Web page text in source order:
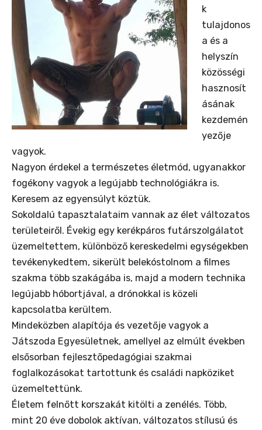
k
tulajdonos
a és a
helyszín
közösségi
hasznosít
ásának
kezdemén
yezője
vagyok.
Nagyon érdekel a természetes életmód, ugyanakkor
fogékony vagyok a legújabb technológiákra is.
Keresem az egyensúlyt köztük.
Sokoldalú tapasztalataim vannak az élet változatos
területeiről. Évekig egy kerékpáros futárszolgálatot
üzemeltettem, különböző kereskedelmi egységekben
tevékenykedtem, sikerült belekóstolnom a filmes
szakma több szakágába is, majd a modern technika
legújabb hóbortjával, a drónokkal is közeli
kapcsolatba kerültem.
Mindeközben alapítója és vezetője vagyok a
Játszoda Egyesületnek, amellyel az elmúlt években
elsősorban fejlesztőpedagógiai szakmai
foglalkozásokat tartottunk és családi napköziket
üzemeltettünk.
Életem felnőtt korszakát kitölti a zenélés. Több,
mint 20 éve dobolok aktívan, változatos stílusú és